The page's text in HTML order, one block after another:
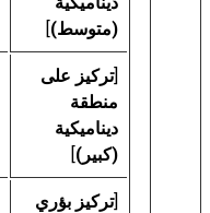
(متوسط)]
[تركيز على
منطقة
ديناميكية
(كبير)]
[تركيز بؤري